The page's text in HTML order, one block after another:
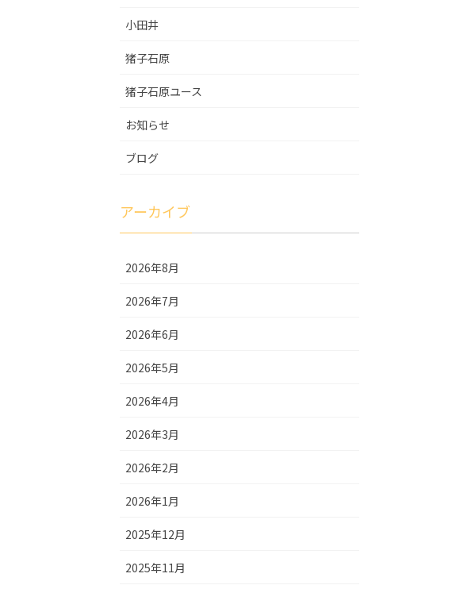
小田井
猪子石原
猪子石原ユース
お知らせ
ブログ
アーカイブ
2026年8月
2026年7月
2026年6月
2026年5月
2026年4月
2026年3月
2026年2月
2026年1月
2025年12月
2025年11月